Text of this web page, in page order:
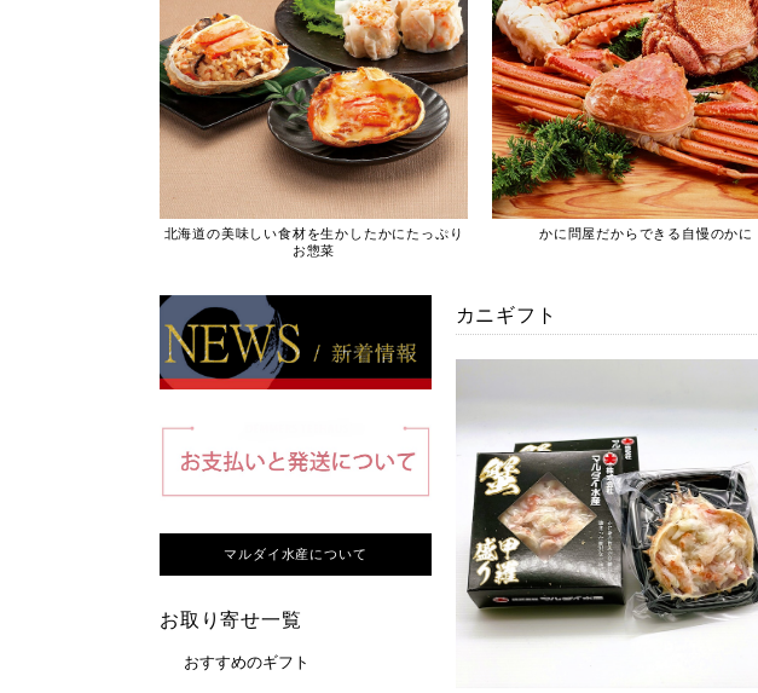
北海道の美味しい食材を生かしたかにたっぷり
お惣菜
かに問屋だからできる自慢のかに
マルダイ水産について
お取り寄せ一覧
おすすめのギフト
カニギフト